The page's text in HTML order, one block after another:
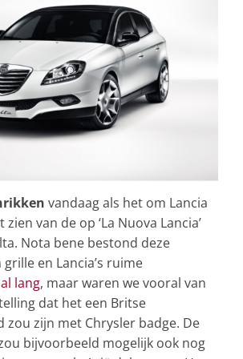
vandaag als het om Lancia
van de op ‘La Nuova Lancia’
Nota bene bestond deze
en Lancia’s ruime
al lang, maar waren we vooral van
dat het een Britse
zou zijn met Chrysler badge. De
bijvoorbeeld mogelijk ook nog